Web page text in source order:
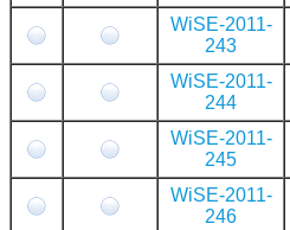
WiSE-2011-
243
WiSE-2011-
244
WiSE-2011-
245
WiSE-2011-
246